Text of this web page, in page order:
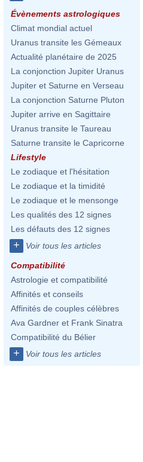
Évènements astrologiques
Climat mondial actuel
Uranus transite les Gémeaux
Actualité planétaire de 2025
La conjonction Jupiter Uranus
Jupiter et Saturne en Verseau
La conjonction Saturne Pluton
Jupiter arrive en Sagittaire
Uranus transite le Taureau
Saturne transite le Capricorne
Lifestyle
Le zodiaque et l'hésitation
Le zodiaque et la timidité
Le zodiaque et le mensonge
Les qualités des 12 signes
Les défauts des 12 signes
+ Voir tous les articles
Compatibilité
Astrologie et compatibilité
Affinités et conseils
Affinités de couples célèbres
Ava Gardner et Frank Sinatra
Compatibilité du Bélier
+ Voir tous les articles